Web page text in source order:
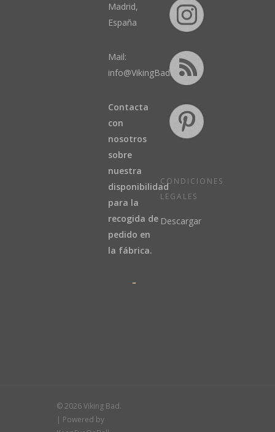
Madrid,
España
Mail:
info@VikingBad.es
Contacta
con
nosotros
sobre
nuestra
disponibilidad
para la
recogida de
pedido en
la fábrica.
CONDICIONES
LEGALES
Descargar
© 2026 Viking Bad.
| Powered by